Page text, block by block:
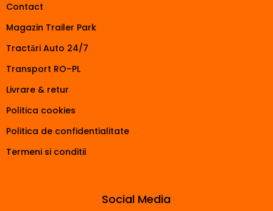
Contact
Magazin Trailer Park
Tractări Auto 24/7
Transport RO–PL
Livrare & retur
Politica cookies
Politica de confidentialitate
Termeni si conditii
Social Media